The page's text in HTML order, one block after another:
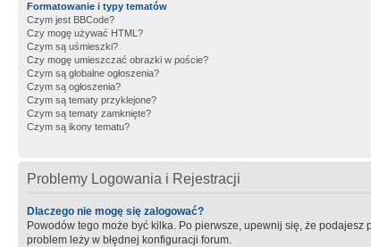
Formatowanie i typy tematów
Czym jest BBCode?
Czy mogę używać HTML?
Czym są uśmieszki?
Czy mogę umieszczać obrazki w poście?
Czym są globalne ogłoszenia?
Czym są ogłoszenia?
Czym są tematy przyklejone?
Czym są tematy zamknięte?
Czym są ikony tematu?
Problemy Logowania i Rejestracji
Dlaczego nie mogę się zalogować?
Powodów tego może być kilka. Po pierwsze, upewnij się, że podajesz
problem leży w błędnej konfiguracji forum.